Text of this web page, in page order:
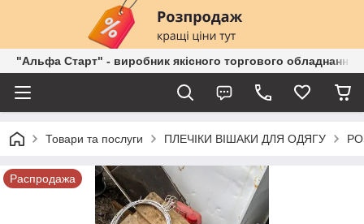
"Альфа Старт" - виробник якісного торгового обладнання
Товари та послуги ПЛЕЧІКИ ВІШАКИ ДЛЯ ОДЯГУ
Распродажа